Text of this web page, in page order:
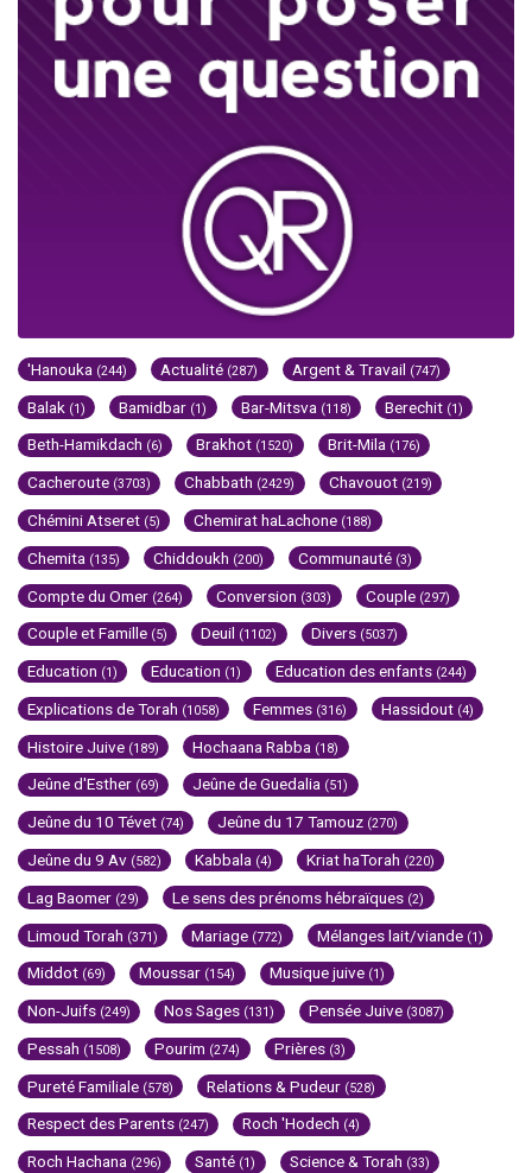
'Hanouka (244) Actualité (287) Argent & Travail (747)
Balak (1) Bamidbar (1) Bar-Mitsva (118) Berechit (1)
Beth-Hamikdach (6) Brakhot (1520) Brit-Mila (176)
Cacheroute (3703) Chabbath (2429) Chavouot (219)
Chémini Atseret (5) Chemirat haLachone (188)
Chemita (135) Chiddoukh (200) Communauté (3)
Compte du Omer (264) Conversion (303) Couple (297)
Couple et Famille (5) Deuil (1102) Divers (5037)
Education (1) Education (1) Education des enfants (244)
Explications de Torah (1058) Femmes (316) Hassidout (4)
Histoire Juive (189) Hochaana Rabba (18)
Jeûne d'Esther (69) Jeûne de Guedalia (51)
Jeûne du 10 Tévet (74) Jeûne du 17 Tamouz (270)
Jeûne du 9 Av (582) Kabbala (4) Kriat haTorah (220)
Lag Baomer (29) Le sens des prénoms hébraïques (2)
Limoud Torah (371) Mariage (772) Mélanges lait/viande (1)
Middot (69) Moussar (154) Musique juive (1)
Non-Juifs (249) Nos Sages (131) Pensée Juive (3087)
Pessah (1508) Pourim (274) Prières (3)
Pureté Familiale (578) Relations & Pudeur (528)
Respect des Parents (247) Roch 'Hodech (4)
Roch Hachana (296) Santé (1) Science & Torah (33)